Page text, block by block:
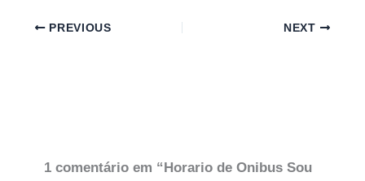
PREVIOUS NEXT
1 comentário em “Horario de Onibus Sou